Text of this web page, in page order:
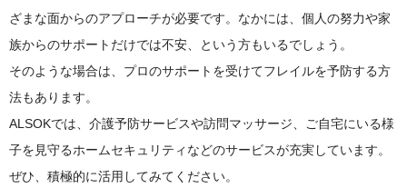
ざまな面からのアプローチが必要です。なかには、個人の努力や家
族からのサポートだけでは不安、という方もいるでしょう。
そのような場合は、プロのサポートを受けてフレイルを予防する方
法もあります。
ALSOKでは、介護予防サービスや訪問マッサージ、ご自宅にいる様
子を見守るホームセキュリティなどのサービスが充実しています。
ぜひ、積極的に活用してみてください。